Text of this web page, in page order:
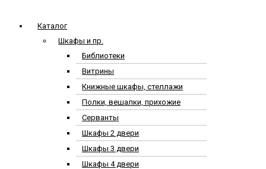
Каталог
Шкафы и пр.
Библиотеки
Витрины
Книжные шкафы, стеллажи
Полки, вешалки, прихожие
Серванты
Шкафы 2 двери
Шкафы 3 двери
Шкафы 4 двери